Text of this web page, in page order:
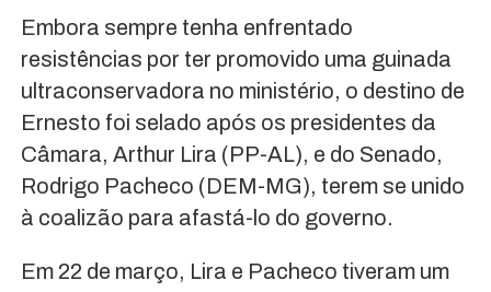
Embora sempre tenha enfrentado
resistências por ter promovido uma guinada
ultraconservadora no ministério, o destino de
Ernesto foi selado após os presidentes da
Câmara, Arthur Lira (PP-AL), e do Senado,
Rodrigo Pacheco (DEM-MG), terem se unido
à coalizão para afastá-lo do governo.
Em 22 de março, Lira e Pacheco tiveram um